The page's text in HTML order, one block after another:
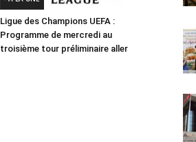
Ligue des Champions UEFA :
Programme de mercredi au
troisième tour préliminaire aller